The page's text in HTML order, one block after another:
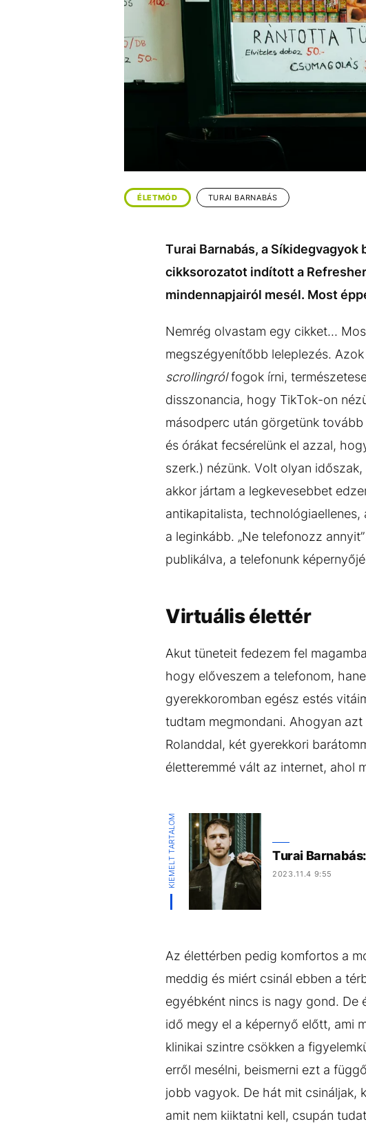
EGYÉB FORMÁTUMOK REFRESHER
MédiaajánlatImpresszum
ÉLETMÓD TURAI BARNABÁS
Turai Barnabás, a
cikksorozatot indított a
mindennapjairól mesél. Most
Nemrég olvastam egy cikket...
megszégyenítőbb leleplezés.
scrollingrólfogok írni,
disszonancia, hogy TikTok-on
másodperc után görgetünk
és órákat fecsérelünk el azzal,
szerk.) nézünk. Volt olyan
akkor jártam a legkevesebbet
antikapitalista,
a leginkább. „Ne telefonozz
publikálva, a telefonunk
Virtuális élettér
Akut tüneteit fedezem fel
hogy előveszem a telefonom,
gyerekkoromban egész estés
tudtam megmondani. Ahogyan
Rolanddal, két gyerekkori
életteremmé vált az internet, ahol
KIEMELT TARTALOM Turai
2023.11.4 9:55
Az élettérben pedig komfortos a
meddig és miért csinál ebben a
egyébként nincs is nagy gond. De
idő megy el a képernyő előtt, ami
klinikai szintre csökken a
erről mesélni, beismerni ezt a
jobb vagyok. De hát mit csináljak,
amit nem kiiktatni kell, csupán